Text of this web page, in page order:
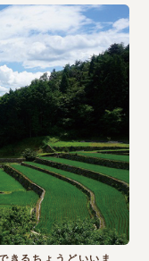
きるちょうどいいま